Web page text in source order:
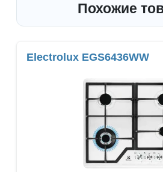
Похожие
Electrolux EGS6436WW